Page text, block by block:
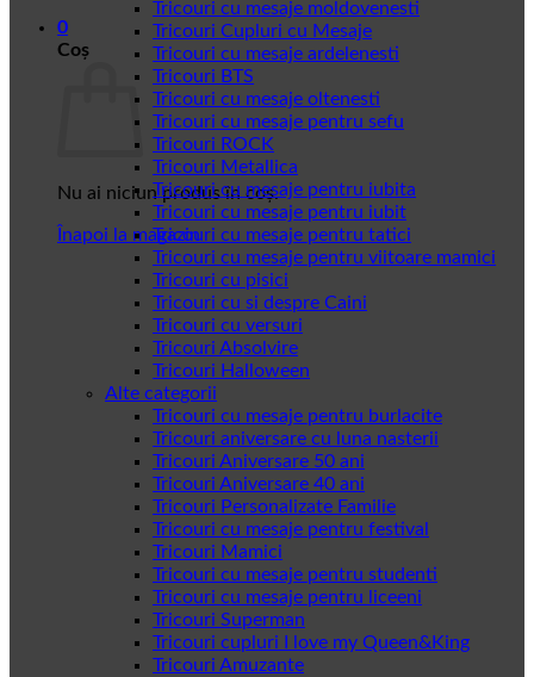
0
Coș
Nu ai niciun produs în coș.
Înapoi la magazin
Tricouri cu mesaje moldovenesti
Tricouri Cupluri cu Mesaje
Tricouri cu mesaje ardelenesti
Tricouri BTS
Tricouri cu mesaje oltenesti
Tricouri cu mesaje pentru sefu
Tricouri ROCK
Tricouri Metallica
Tricouri cu mesaje pentru iubita
Tricouri cu mesaje pentru iubit
Tricouri cu mesaje pentru tatici
Tricouri cu mesaje pentru viitoare mamici
Tricouri cu pisici
Tricouri cu si despre Caini
Tricouri cu versuri
Tricouri Absolvire
Tricouri Halloween
Alte categorii
Tricouri cu mesaje pentru burlacite
Tricouri aniversare cu luna nasterii
Tricouri Aniversare 50 ani
Tricouri Aniversare 40 ani
Tricouri Personalizate Familie
Tricouri cu mesaje pentru festival
Tricouri Mamici
Tricouri cu mesaje pentru studenti
Tricouri cu mesaje pentru liceeni
Tricouri Superman
Tricouri cupluri I love my Queen&King
Tricouri Amuzante